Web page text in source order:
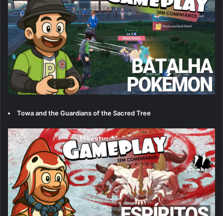
Towa and the Guardians of the Sacred Tree